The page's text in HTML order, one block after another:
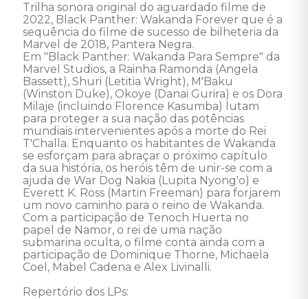
Trilha sonora original do aguardado filme de
2022, Black Panther: Wakanda Forever que é a
sequência do filme de sucesso de bilheteria da
Marvel de 2018, Pantera Negra.
Em "Black Panther: Wakanda Para Sempre" da
Marvel Studios, a Rainha Ramonda (Angela
Bassett), Shuri (Letitia Wright), M'Baku
(Winston Duke), Okoye (Danai Gurira) e os Dora
Milaje (incluindo Florence Kasumba) lutam
para proteger a sua nação das potências
mundiais intervenientes após a morte do Rei
T'Challa. Enquanto os habitantes de Wakanda
se esforçam para abraçar o próximo capítulo
da sua história, os heróis têm de unir-se com a
ajuda de War Dog Nakia (Lupita Nyong'o) e
Everett K. Ross (Martin Freeman) para forjarem
um novo caminho para o reino de Wakanda.
Com a participação de Tenoch Huerta no
papel de Namor, o rei de uma nação
submarina oculta, o filme conta ainda com a
participação de Dominique Thorne, Michaela
Coel, Mabel Cadena e Alex Livinalli.
Repertório dos LPs: